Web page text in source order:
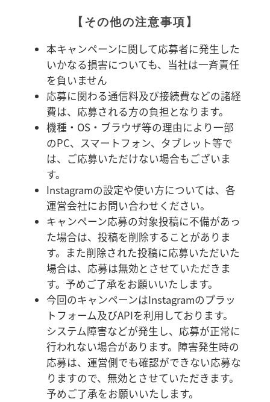
【その他の注意事項】
本キャンペーンに関して応募者に発生した
いかなる損害についても、当社は一斉責任
を負いません
応募に関わる通信料及び接続費などの諸経
費は、応募される方の負担となります。
機種・OS・ブラウザ等の理由により一部
のPC、スマートフォン、タブレット等で
は、ご応募いただけない場合もございま
す。
Instagramの設定や使い方については、各
運営会社にお問い合わせください。
キャンペーン応募の対象投稿に不備があっ
た場合は、投稿を削除することがありま
す。また削除された投稿に応募いただいた
場合は、応募は無効とさせていただきま
す。予めご了承をお願いいたします。
今回のキャンペーンはInstagramのプラッ
トフォーム及びAPIを利用しております。
システム障害などが発生し、応募が正常に
行われない場合があります。障害発生時の
応募は、運営側でも確認ができない応募な
りますので、無効とさせていただきます。
予めご了承をお願いいたします。